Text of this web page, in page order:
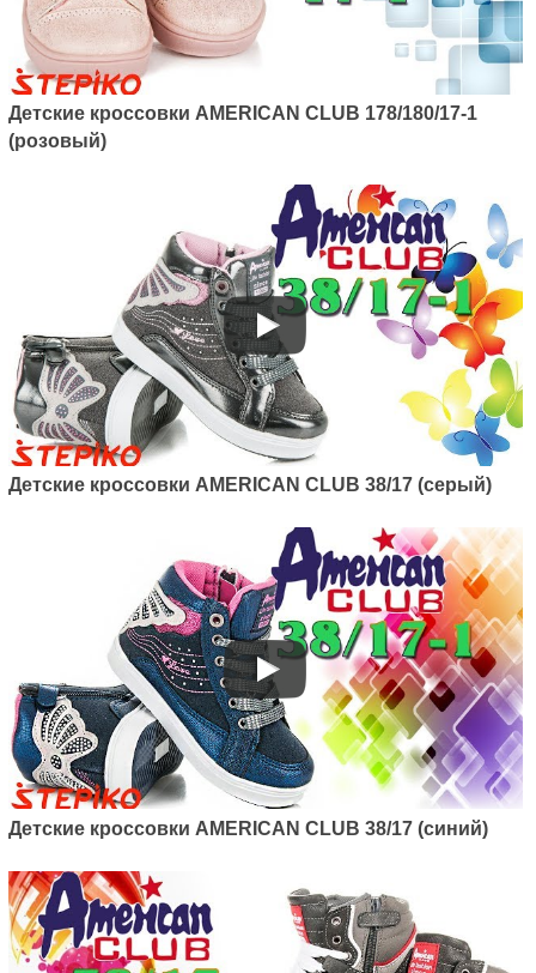
Артикул: 137/22
Детские кроссовки с LED
подсветкою American club
Детские кроcсовки AMERICAN CLUB 178/180/17-1
(розовый)
Детские кроссовки AMERICAN CLUB 38/17 (серый)
Детские кроссовки AMERICAN CLUB 38/17 (синий)